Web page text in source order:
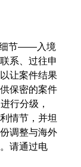
细节——入境
系、过往申
让案件结果
保密的案件
行分级，
情节，并坦
调整与海外
请通过电